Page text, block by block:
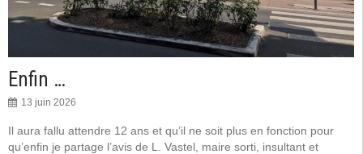
Enfin …
13 juin 2026
Il aura fallu attendre 12 ans et qu’il ne soit plus en fonction pour
qu’enfin je partage l’avis de L. Vastel, maire sorti, insultant et